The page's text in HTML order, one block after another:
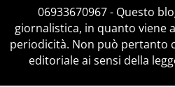
06933670967 - Questo
giornalistica, in quanto viene
periodicità. Non può pertanto
editoriale ai sensi della